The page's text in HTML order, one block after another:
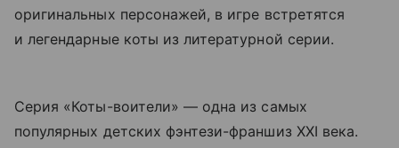
оригинальных персонажей, в игре встретятся
и легендарные коты из литературной серии.
Серия «Коты-воители» — одна из самых
популярных детских фэнтези-франшиз XXI века.